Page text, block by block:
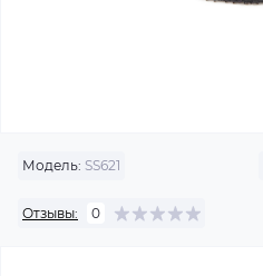
Модель: SS621
Отзывы: 0